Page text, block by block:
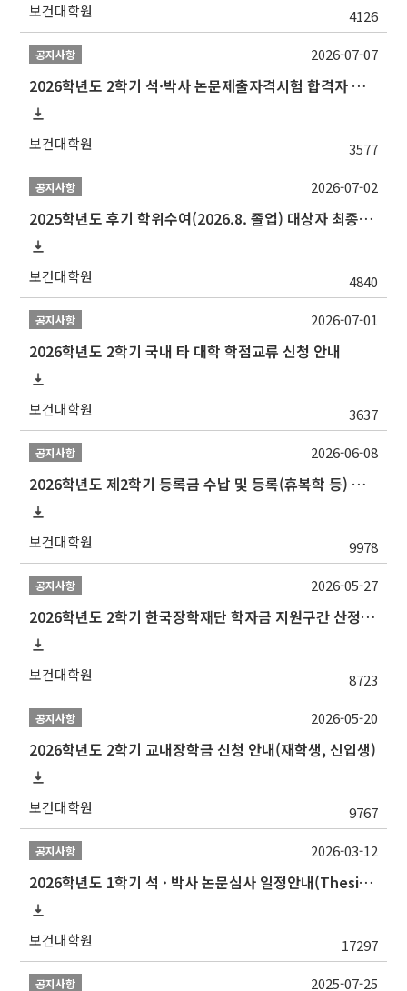
보건대학원 4126
공지사항
2026학년도 2학기 석·박사 논문제출자격시험 합격자 공고(TSQ Exam Result)
보건대학원 3577
2026-07-07
공지사항
2025학년도 후기 학위수여(2026.8. 졸업) 대상자 최종인준 논문 제출 안내
보건대학원 4840
2026-07-02
공지사항
2026학년도 2학기 국내 타 대학 학점교류 신청 안내
보건대학원 3637
2026-07-01
공지사항
2026학년도 제2학기 등록금 수납 및 등록(휴복학 등) 일정 안내
보건대학원 9978
2026-06-08
공지사항
2026학년도 2학기 한국장학재단 학자금 지원구간 산정 신청 안내
보건대학원 8723
2026-05-27
공지사항
2026학년도 2학기 교내장학금 신청 안내(재학생, 신입생)
보건대학원 9767
2026-05-20
공지사항
2026학년도 1학기 석 · 박사 논문심사 일정안내(Thesis Defense Schedules)
보건대학원 17297
2026-03-12
공지사항 2025-07-25